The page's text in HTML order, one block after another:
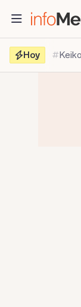
contenido
Hoy